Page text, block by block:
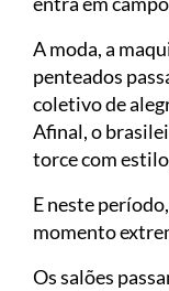
A moda, a
penteados
coletivo de
Afinal, o
torce com
E neste
momento
Os salões